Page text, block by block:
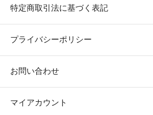
特定商取引法に基づく表記
プライバシーポリシー
お問い合わせ
マイアカウント